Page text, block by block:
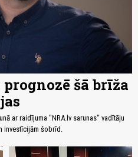
šā brīža
ar raidījuma "NRA.lv sarunas" vadītāju
investīcijām šobrīd.